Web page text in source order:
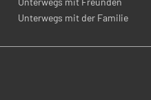
Unterwegs mit der Familie